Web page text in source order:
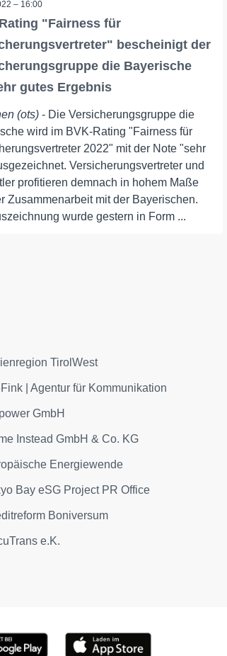
– 16:00
"Fairness für
bescheinigt der
die Bayerische
gutes Ergebnis
(ots)- Die Versicherungsgruppe die
wird im BVK-Rating "Fairness für
2022" mit der Note "sehr
Versicherungsvertreter und
profitieren demnach in hohem Maße
Zusammenarbeit mit der Bayerischen.
wurde gestern in Form ...
TirolWest
| Agentur für Kommunikation
GmbH
Instead GmbH & Co. KG
Energiewende
Bay eSG Project PR Office
Boniversum
e.K.